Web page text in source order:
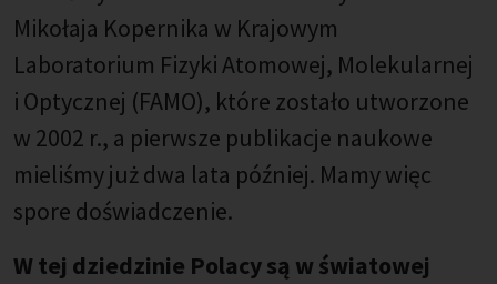
Mikołaja Kopernika w Krajowym
Laboratorium Fizyki Atomowej, Molekularnej
i Optycznej (FAMO), które zostało utworzone
w 2002 r., a pierwsze publikacje naukowe
mieliśmy już dwa lata później. Mamy więc
spore doświadczenie.
W tej dziedzinie Polacy są w światowej